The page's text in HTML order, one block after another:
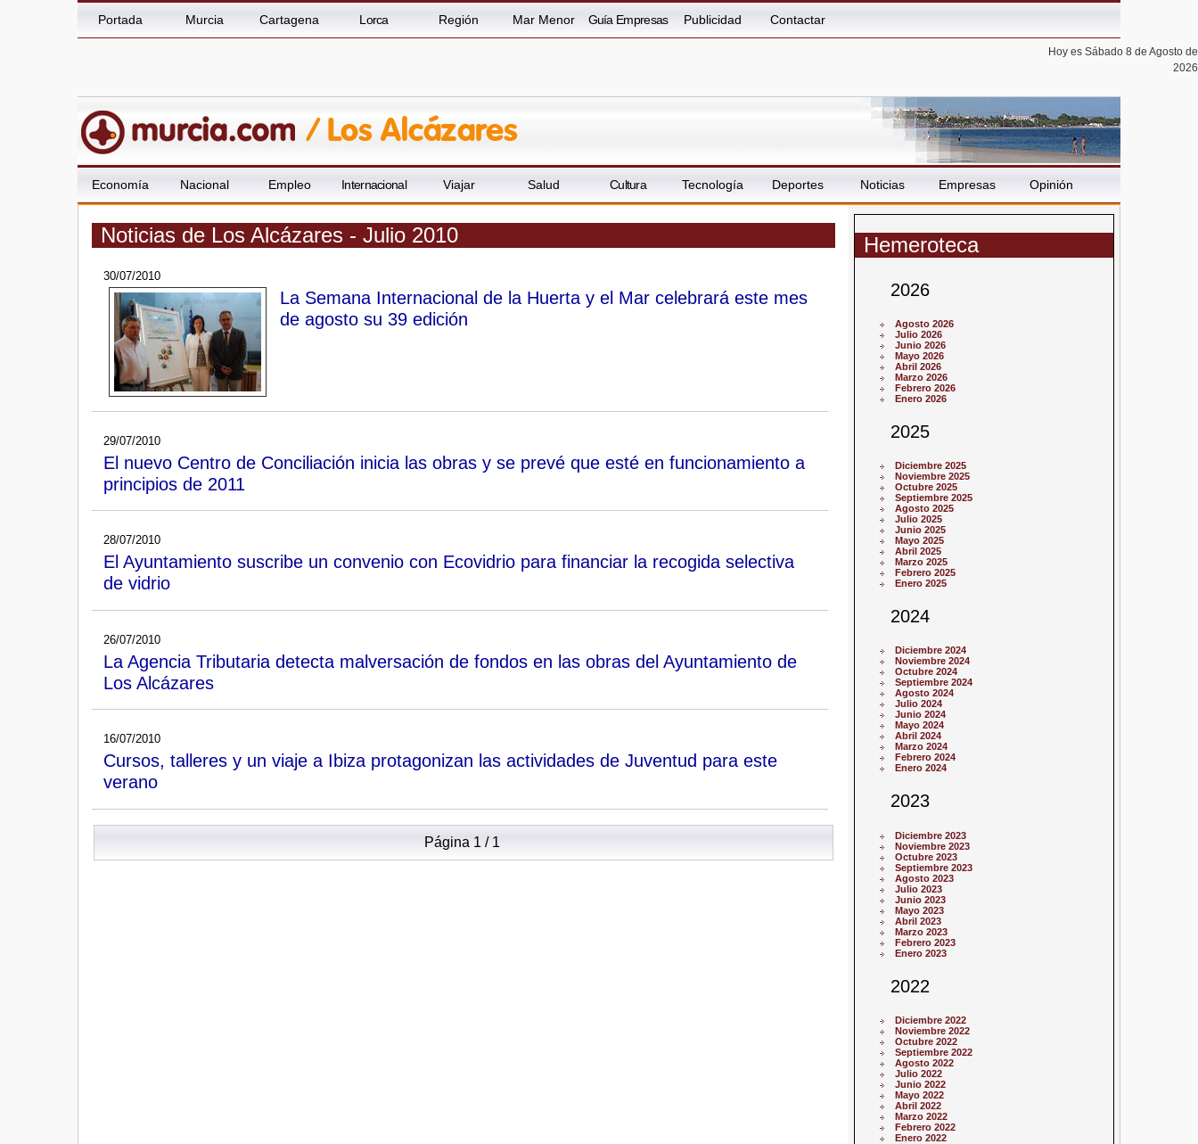
Portada Murcia Cartagena Lorca Región Mar Menor Guía Empresas Publicidad Contactar
Hoy es Sábado 8 de Agosto de
2026
Economía Nacional Empleo Internacional Viajar Salud Cultura Tecnología Deportes Noticias Empresas Opinión
Noticias de Los Alcázares - Julio 2010
30/07/2010
La Semana Internacional de la Huerta y el Mar celebrará este mes
de agosto su 39 edición
29/07/2010
El nuevo Centro de Conciliación inicia las obras y se prevé que esté en funcionamiento a
principios de 2011
28/07/2010
El Ayuntamiento suscribe un convenio con Ecovidrio para financiar la recogida selectiva
de vidrio
26/07/2010
La Agencia Tributaria detecta malversación de fondos en las obras del Ayuntamiento de
Los Alcázares
16/07/2010
Cursos, talleres y un viaje a Ibiza protagonizan las actividades de Juventud para este
verano
Página 1 / 1
Hemeroteca
2026
Agosto 2026
Julio 2026
Junio 2026
Mayo 2026
Abril 2026
Marzo 2026
Febrero 2026
Enero 2026
2025
Diciembre 2025
Noviembre 2025
Octubre 2025
Septiembre 2025
Agosto 2025
Julio 2025
Junio 2025
Mayo 2025
Abril 2025
Marzo 2025
Febrero 2025
Enero 2025
2024
Diciembre 2024
Noviembre 2024
Octubre 2024
Septiembre 2024
Agosto 2024
Julio 2024
Junio 2024
Mayo 2024
Abril 2024
Marzo 2024
Febrero 2024
Enero 2024
2023
Diciembre 2023
Noviembre 2023
Octubre 2023
Septiembre 2023
Agosto 2023
Julio 2023
Junio 2023
Mayo 2023
Abril 2023
Marzo 2023
Febrero 2023
Enero 2023
2022
Diciembre 2022
Noviembre 2022
Octubre 2022
Septiembre 2022
Agosto 2022
Julio 2022
Junio 2022
Mayo 2022
Abril 2022
Marzo 2022
Febrero 2022
Enero 2022